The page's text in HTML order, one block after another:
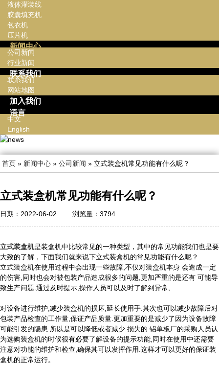
液体灌装线
胶囊填充机
包衣机
压片机
新闻中心
公司新闻
行业新闻
联系我们
联系我们
网站地图
加入我们
语言
中文
English
首页 » 新闻中心 » 公司新闻 » 立式装盒机常见功能有什么呢？
立式装盒机常见功能有什么呢？
日期：2022-06-02 浏览量：3794
立式装盒机是装盒机中比较常见的一种类型，其中的常见功能我们也是要
大致的了解，下面我们就来说下立式装盒机的常见功能有什么呢？
立式装盒机在使用过程中会出现一些故障,不仅对装盒机本身 会造成一定
的伤害,同时也会对被包装产品造成很多的问题,更加严重的是还有 可能导
致生产问题.通过及时提示,操作人员可以及时了解到异常,
对设备进行维护,减少装盒机的损坏,延长使用手.其次也可以减少故障后对
包装产品检查的工作量,保证产品质量.更加重要的是减少了因为设备故障
可能引发的隐患.所以是可以降低或者减少 损失的.铝单板厂的采购人员认
为选购装盒机的时候很有必要了解设备的提示功能,同时在使用中还需要
注意对功能的维护和检查,确保其可以发挥作用.这样才可以更好的保证装
盒机的正常运行。